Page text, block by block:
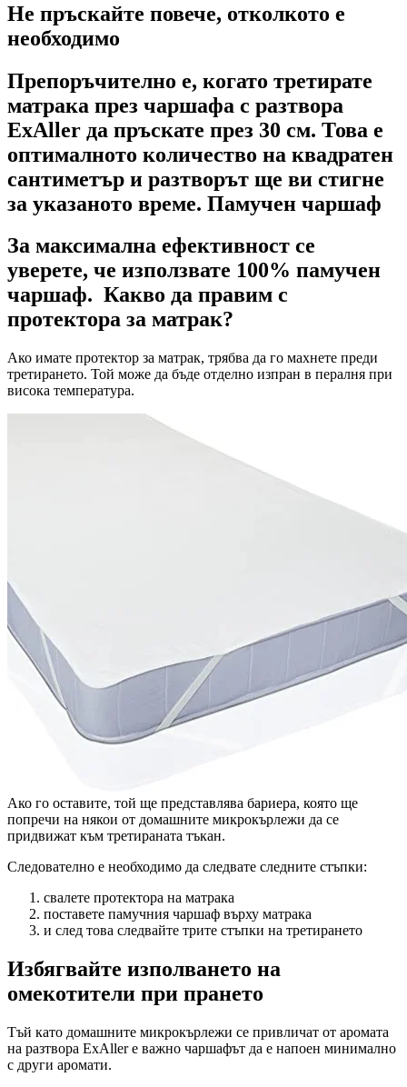
Не пръскайте повече, отколкото е
необходимо
Препоръчително е, когато третирате
матрака през чаршафа с разтвора
ExAller да пръскате през 30 см. Това е
оптималното количество на квадратен
сантиметър и разтворът ще ви стигне
за указаното време. Памучен чаршаф
За максимална ефективност се
уверете, че използвате 100% памучен
чаршаф. Какво да правим с
протектора за матрак?
Ако имате протектор за матрак, трябва да го махнете преди
третирането. Той може да бъде отделно изпран в пералня при
висока температура.
Ако го оставите, той ще представлява бариера, която ще
попречи на някои от домашните микрокърлежи да се
придвижат към третираната тъкан.
Следователно е необходимо да следвате следните стъпки:
свалете протектора на матрака
поставете памучния чаршаф върху матрака
и след това следвайте трите стъпки на третирането
Избягвайте изполването на
омекотители при прането
Тъй като домашните микрокърлежи се привличат от аромата
на разтвора ExAller е важно чаршафът да е напоен минимално
с други аромати.